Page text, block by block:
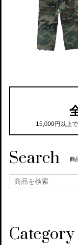
15,000円以上
Search 商
Category